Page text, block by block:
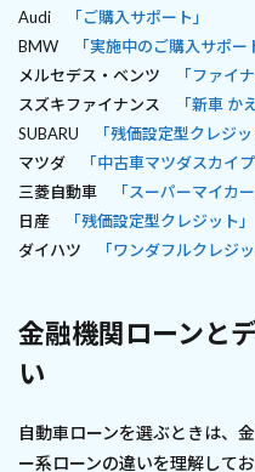
Audi
「ご購入サポート」
BMW
「実施中のご購入サポー
メルセデス・ベンツ
「ファイ
スズキファイナンス
「新車 か
SUBARU
「残価設定型クレジ
マツダ
「中古車マツダスカイプ
三菱自動車
「スーパーマイカー
日産
「残価設定型クレジット」
ダイハツ
「ワンダフルクレジッ
金融機関ローンと
い
自動車ローンを選ぶときは、
ー系ローンの違いを理解して